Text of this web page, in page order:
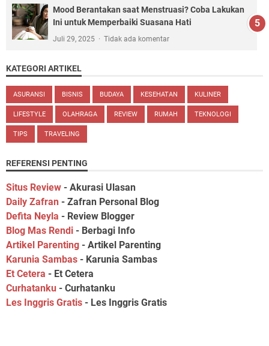
Mood Berantakan saat Menstruasi? Coba Lakukan
Ini untuk Memperbaiki Suasana Hati
Juli 29, 2025 Tidak ada komentar
KATEGORI ARTIKEL
ASURANSI BISNIS BUDAYA KESEHATAN KULINER
LIFESTYLE OLAHRAGA REVIEW RUMAH TEKNOLOGI
TIPS TRAVELING
REFERENSI PENTING
Situs Review - Akurasi Ulasan
Daily Zafran - Zafran Personal Blog
Defita Neyla - Review Blogger
Blog Mas Rendi - Berbagi Info
Artikel Parenting - Artikel Parenting
Karunia Sambas - Karunia Sambas
Et Cetera - Et Cetera
Curhatanku - Curhatanku
Les Inggris Gratis - Les Inggris Gratis